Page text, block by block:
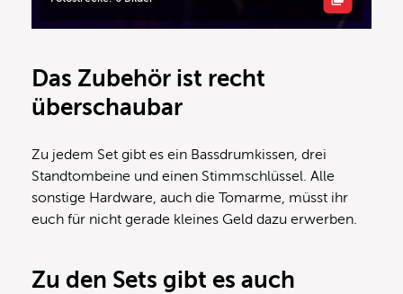
Das Zubehör ist recht
überschaubar
Zu jedem Set gibt es ein Bassdrumkissen, drei
Standtombeine und einen Stimmschlüssel. Alle
sonstige Hardware, auch die Tomarme, müsst ihr
euch für nicht gerade kleines Geld dazu erwerben.
Zu den Sets gibt es auch